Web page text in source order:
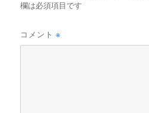
欄は必須項目です
コメント※